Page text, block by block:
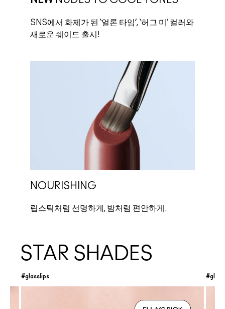
SNS에서 화제가 된 ‘얼론 타임’, ‘허그 미’ 컬러와
새로운 쉐이드 출시!
NOURISHING
립스틱처럼 선명하게, 밤처럼 편안하게.
STAR SHADES
#glasslips